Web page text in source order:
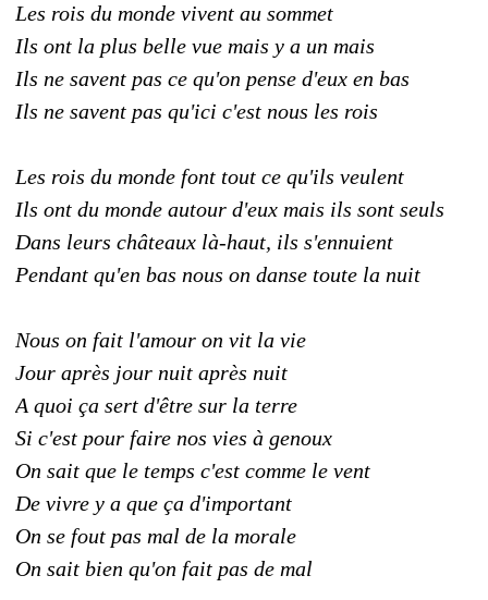
Les rois du monde vivent au sommet
Ils ont la plus belle vue mais y a un mais
Ils ne savent pas ce qu'on pense d'eux en bas
Ils ne savent pas qu'ici c'est nous les rois
Les rois du monde font tout ce qu'ils veulent
Ils ont du monde autour d'eux mais ils sont seuls
Dans leurs châteaux là-haut, ils s'ennuient
Pendant qu'en bas nous on danse toute la nuit
Nous on fait l'amour on vit la vie
Jour après jour nuit après nuit
A quoi ça sert d'être sur la terre
Si c'est pour faire nos vies à genoux
On sait que le temps c'est comme le vent
De vivre y a que ça d'important
On se fout pas mal de la morale
On sait bien qu'on fait pas de mal